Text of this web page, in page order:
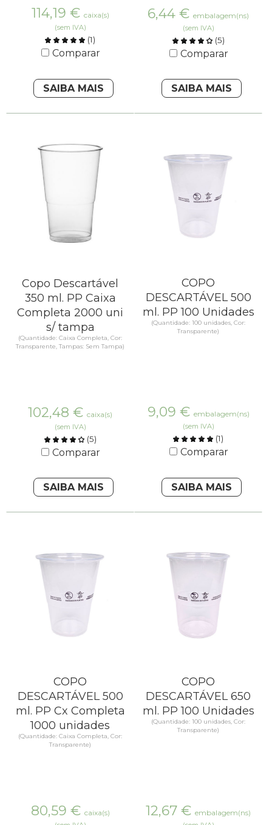
114,19 € caixa(s)
(sem IVA)
(1)
Comparar
SAIBA MAIS
6,44 € embalagem(ns)
(sem IVA)
(5)
Comparar
SAIBA MAIS
Copo Descartável
350 ml. PP Caixa
Completa 2000 uni
s/ tampa
(Quantidade: Caixa Completa, Cor:
Transparente, Tampas: Sem Tampa)
102,48 € caixa(s)
(sem IVA)
(5)
Comparar
SAIBA MAIS
COPO
DESCARTÁVEL 500
ml. PP 100 Unidades
(Quantidade: 100 unidades, Cor:
Transparente)
9,09 € embalagem(ns)
(sem IVA)
(1)
Comparar
SAIBA MAIS
COPO
DESCARTÁVEL 500
ml. PP Cx Completa
1000 unidades
(Quantidade: Caixa Completa, Cor:
Transparente)
80,59 € caixa(s)
COPO
DESCARTÁVEL 650
ml. PP 100 Unidades
(Quantidade: 100 unidades, Cor:
Transparente)
12,67 € embalagem(ns)